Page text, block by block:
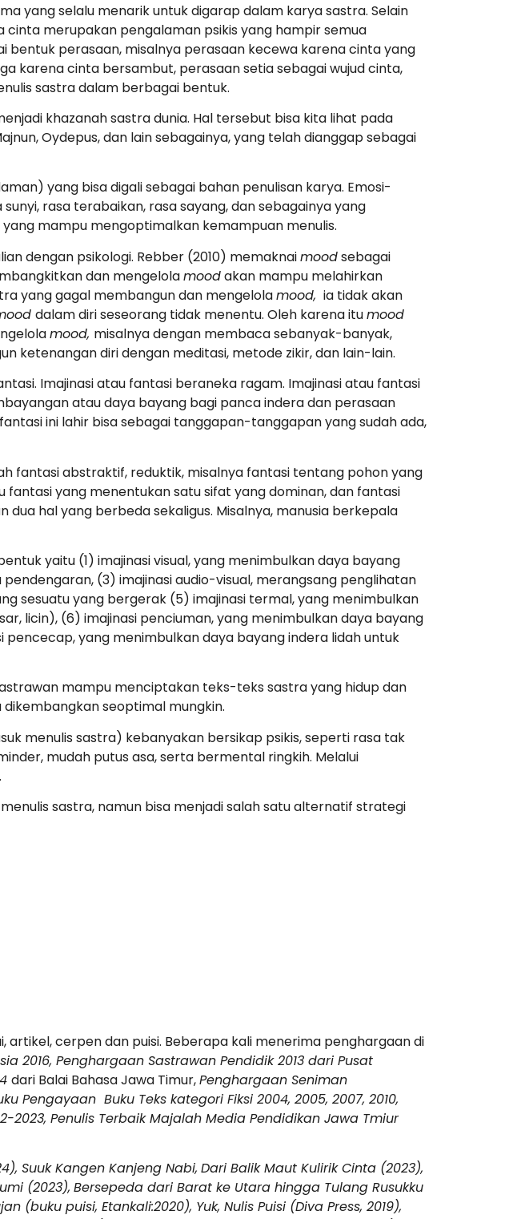
yang selalu menarik untuk digarap dalam karya sastra. Selain
merupakan pengalaman psikis yang hampir semua
perasaan, misalnya perasaan kecewa karena cinta yang
karena cinta bersambut, perasaan setia sebagai wujud cinta,
sastra dalam berbagai bentuk.
khazanah sastra dunia. Hal tersebut bisa kita lihat pada
Oydepus, dan lain sebagainya, yang telah dianggap sebagai
yang bisa digali sebagai bahan penulisan karya. Emosi-
rasa terabaikan, rasa sayang, dan sebagainya yang
mampu mengoptimalkan kemampuan menulis.
dengan psikologi. Rebber (2010) memaknaimoodsebagai
dan mengelolamoodakan mampu melahirkan
yang gagal membangun dan mengelolamood, ia tidak akan
dalam diri seseorang tidak menentu. Oleh karena itumood
mood, misalnya dengan membaca sebanyak-banyak,
ketenangan diri dengan meditasi, metode zikir, dan lain-lain.
Imajinasi atau fantasi beraneka ragam. Imajinasi atau fantasi
atau daya bayang bagi panca indera dan perasaan
ini lahir bisa sebagai tanggapan-tanggapan yang sudah ada,
fantasi abstraktif, reduktik, misalnya fantasi tentang pohon yang
yang menentukan satu sifat yang dominan, dan fantasi
hal yang berbeda sekaligus. Misalnya, manusia berkepala
yaitu (1) imajinasi visual, yang menimbulkan daya bayang
(3) imajinasi audio-visual, merangsang penglihatan
sesuatu yang bergerak (5) imajinasi termal, yang menimbulkan
licin), (6) imajinasi penciuman, yang menimbulkan daya bayang
yang menimbulkan daya bayang indera lidah untuk
mampu menciptakan teks-teks sastra yang hidup dan
seoptimal mungkin.
menulis sastra) kebanyakan bersikap psikis, seperti rasa tak
mudah putus asa, serta bermental ringkih. Melalui
sastra, namun bisa menjadi salah satu alternatif strategi
artikel, cerpen dan puisi. Beberapa kali menerima penghargaan di
2016, Penghargaan Sastrawan Pendidik 2013 dari Pusat
dari Balai Bahasa Jawa Timur,Penghargaan Seniman
Pengayaan Buku Teks kategori Fiksi 2004, 2005, 2007, 2010,
2023, Penulis Terbaik Majalah Media Pendidikan Jawa Tmiur
Suuk Kangen Kanjeng Nabi, Dari Balik Maut Kulirik Cinta (2023),
(2023), Bersepeda dari Barat ke Utara hingga Tulang Rusukku
(buku puisi, Etankali:2020), Yuk, Nulis Puisi (Diva Press, 2019),